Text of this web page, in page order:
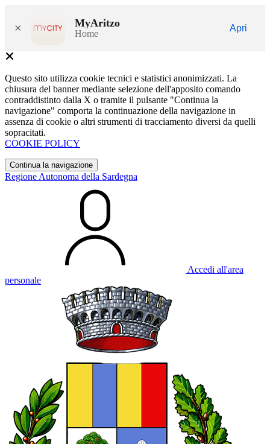
× MyAritzo
Home
Apri
Questo sito utilizza cookie tecnici e statistici anonimizzati. La
chiusura del banner mediante selezione dell'apposito comando
contraddistinto dalla X o tramite il pulsante "Continua la
navigazione" comporta la continuazione della navigazione in
assenza di cookie o altri strumenti di tracciamento diversi da quelli
sopracitati.
COOKIE POLICY
Continua la navigazione
Regione Autonoma della Sardegna
Accedi all'area
personale